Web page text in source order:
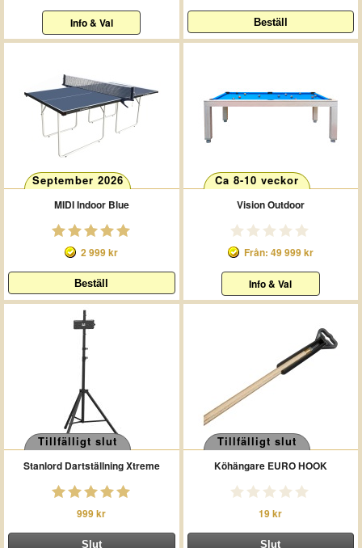
Info & Val
September 2026
MIDI Indoor Blue
2 999 kr
Ca 8-10 veckor
Vision Outdoor
Från: 49 999 kr
Info & Val
Tillfälligt slut
Stanlord Dartställning Xtreme
999 kr
Tillfälligt slut
Köhängare EURO HOOK
19 kr